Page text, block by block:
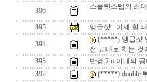
396
스플릿스텝의 최
395 앵글샷.. 이제 할
394
(*****) 앵글샷
선 교대로 치는 것
393
반경 2m 이내의
392
(*****) double